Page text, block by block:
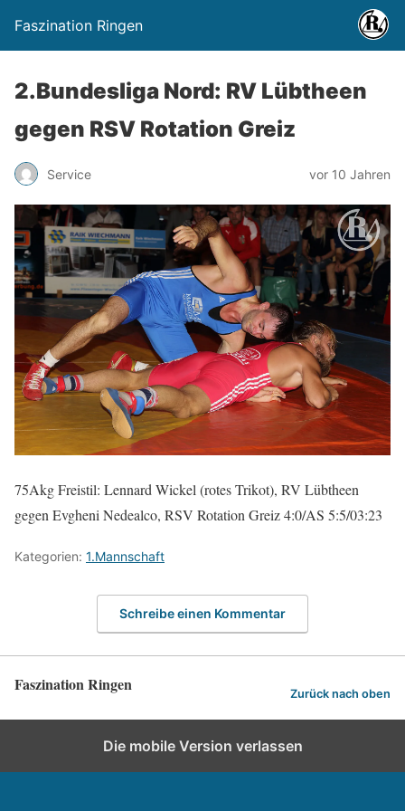
Faszination Ringen
2.Bundesliga Nord: RV Lübtheen
gegen RSV Rotation Greiz
Service vor 10 Jahren
75Akg Freistil: Lennard Wickel (rotes Trikot), RV Lübtheen
gegen Evgheni Nedealco, RSV Rotation Greiz 4:0/AS 5:5/03:23
Kategorien: 1.Mannschaft
Schreibe einen Kommentar
Faszination Ringen Zurück nach oben
Die mobile Version verlassen